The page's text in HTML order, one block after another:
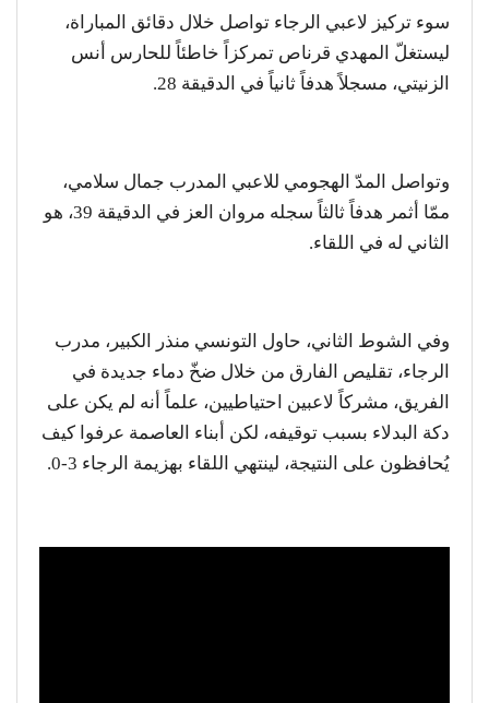
سوء تركيز لاعبي الرجاء تواصل خلال دقائق المباراة،
ليستغلّ المهدي قرناص تمركزاً خاطئاً للحارس أنس
الزنيتي، مسجلاً هدفاً ثانياً في الدقيقة 28.
وتواصل المدّ الهجومي للاعبي المدرب جمال سلامي،
ممّا أثمر هدفاً ثالثاً سجله مروان العز في الدقيقة 39، هو
الثاني له في اللقاء.
وفي الشوط الثاني، حاول التونسي منذر الكبير، مدرب
الرجاء، تقليص الفارق من خلال ضخّ دماء جديدة في
الفريق، مشركاً لاعبين احتياطيين، علماً أنه لم يكن على
دكة البدلاء بسبب توقيفه، لكن أبناء العاصمة عرفوا كيف
يُحافظون على النتيجة، لينتهي اللقاء بهزيمة الرجاء 3-0.